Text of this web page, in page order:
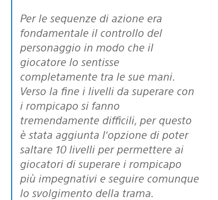
Per le sequenze di azione era
fondamentale il controllo del
personaggio in modo che il
giocatore lo sentisse
completamente tra le sue mani.
Verso la fine i livelli da superare con
i rompicapo si fanno
tremendamente difficili, per questo
è stata aggiunta l’opzione di poter
saltare 10 livelli per permettere ai
giocatori di superare i rompicapo
più impegnativi e seguire comunque
lo svolgimento della trama.